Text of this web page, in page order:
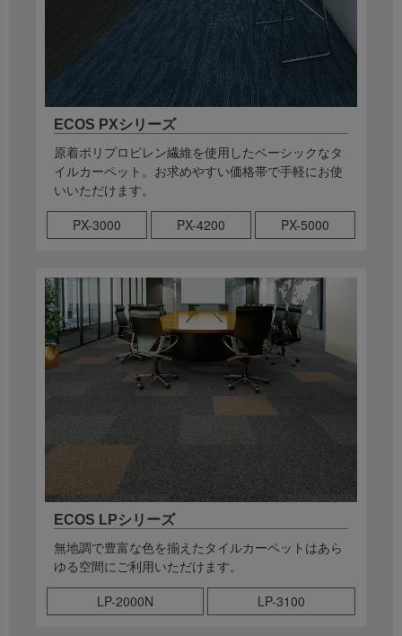
ECOS PXシリーズ
原着ポリプロピレン繊維を使用したベーシックなタ
イルカーペット。お求めやすい価格帯で手軽にお使
いいただけます。
PX-3000
PX-4200 PX-5000
ECOS LPシリーズ
無地調で豊富な色を揃えたタイルカーペットはあら
ゆる空間にご利用いただけます。
LP-2000N
LP-3100